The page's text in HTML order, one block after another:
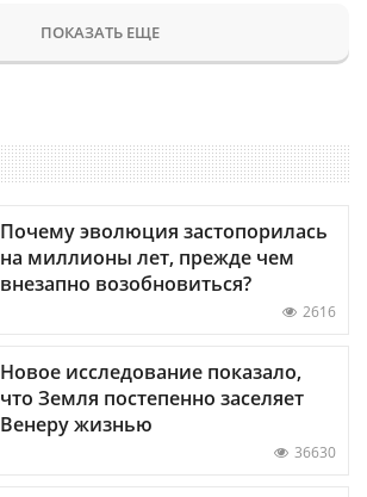
ПОКАЗАТЬ ЕЩЕ
Почему эволюция застопорилась
на миллионы лет, прежде чем
внезапно возобновиться?
2616
Новое исследование показало,
что Земля постепенно заселяет
Венеру жизнью
36630